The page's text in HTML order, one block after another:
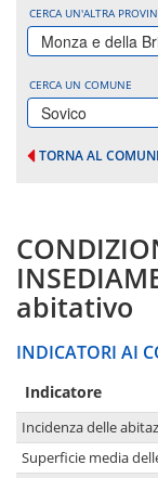
CERCA UN'ALTRA
Monza e della
CERCA UN COMUNE
Sovico
TORNA AL
abitativo
INDICATORI AI
Indicatore
Incidenza delle
Superficie media